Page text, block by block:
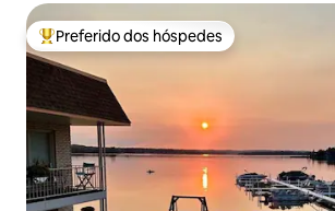
Entre os melhores preferidos dos hóspedes
Preferido dos hóspedes